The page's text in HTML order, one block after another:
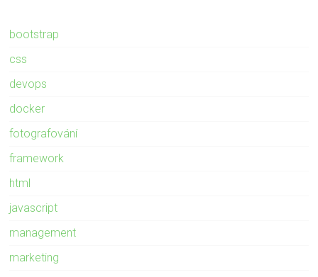
bootstrap
css
devops
docker
fotografování
framework
html
javascript
management
marketing